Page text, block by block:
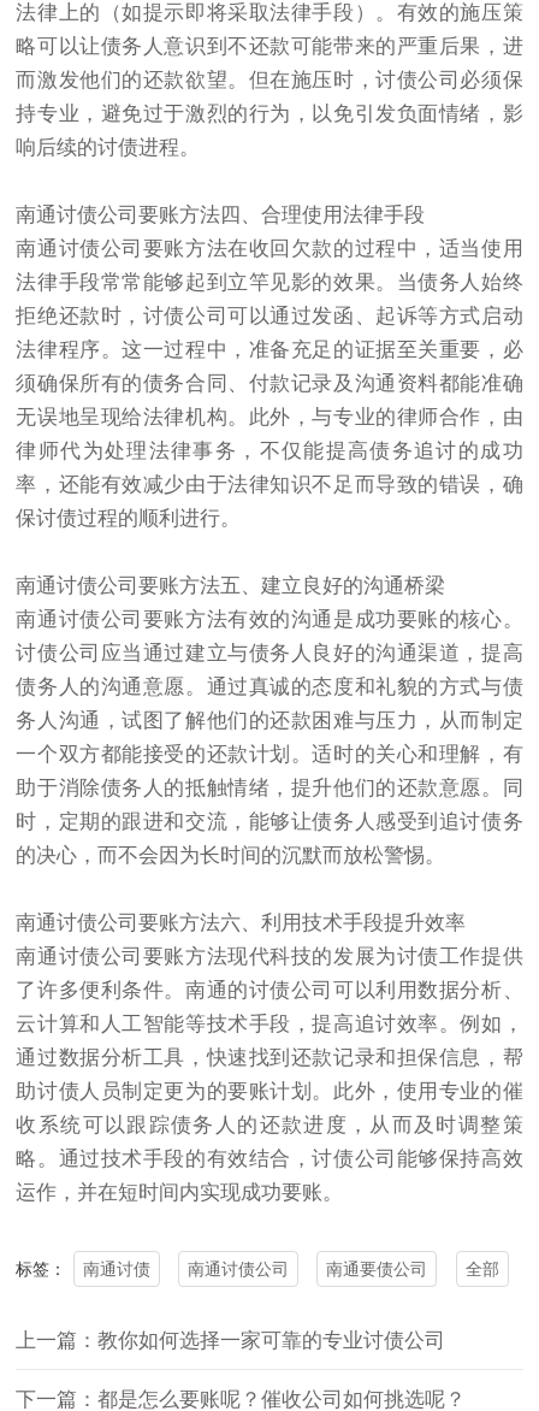
法律上的（如提示即将采取法律手段）。有效的施压策
略可以让债务人意识到不还款可能带来的严重后果，进
而激发他们的还款欲望。但在施压时，讨债公司必须保
持专业，避免过于激烈的行为，以免引发负面情绪，影
响后续的讨债进程。
南通讨债公司要账方法四、合理使用法律手段
南通讨债公司要账方法在收回欠款的过程中，适当使用
法律手段常常能够起到立竿见影的效果。当债务人始终
拒绝还款时，讨债公司可以通过发函、起诉等方式启动
法律程序。这一过程中，准备充足的证据至关重要，必
须确保所有的债务合同、付款记录及沟通资料都能准确
无误地呈现给法律机构。此外，与专业的律师合作，由
律师代为处理法律事务，不仅能提高债务追讨的成功
率，还能有效减少由于法律知识不足而导致的错误，确
保讨债过程的顺利进行。
南通讨债公司要账方法五、建立良好的沟通桥梁
南通讨债公司要账方法有效的沟通是成功要账的核心。
讨债公司应当通过建立与债务人良好的沟通渠道，提高
债务人的沟通意愿。通过真诚的态度和礼貌的方式与债
务人沟通，试图了解他们的还款困难与压力，从而制定
一个双方都能接受的还款计划。适时的关心和理解，有
助于消除债务人的抵触情绪，提升他们的还款意愿。同
时，定期的跟进和交流，能够让债务人感受到追讨债务
的决心，而不会因为长时间的沉默而放松警惕。
南通讨债公司要账方法六、利用技术手段提升效率
南通讨债公司要账方法现代科技的发展为讨债工作提供
了许多便利条件。南通的讨债公司可以利用数据分析、
云计算和人工智能等技术手段，提高追讨效率。例如，
通过数据分析工具，快速找到还款记录和担保信息，帮
助讨债人员制定更为的要账计划。此外，使用专业的催
收系统可以跟踪债务人的还款进度，从而及时调整策
略。通过技术手段的有效结合，讨债公司能够保持高效
运作，并在短时间内实现成功要账。
标签： 南通讨债 南通讨债公司 南通要债公司 全部
上一篇：教你如何选择一家可靠的专业讨债公司
下一篇：都是怎么要账呢？催收公司如何挑选呢？